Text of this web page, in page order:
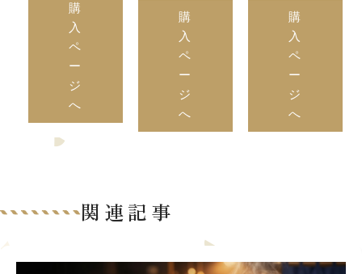
購
入
ペ
ー
ジ
へ
購
入
ペ
ー
ジ
へ
購
入
ペ
ー
ジ
へ
関連記事